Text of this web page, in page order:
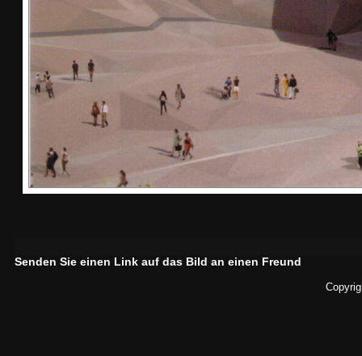
Senden Sie einen Link auf das Bild an einen Freund